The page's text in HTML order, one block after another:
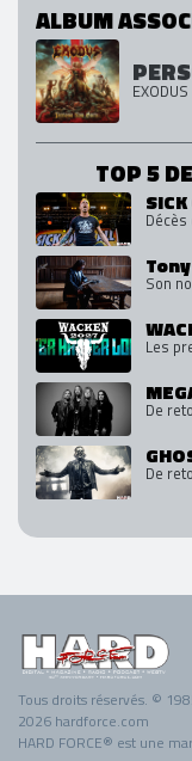
ALBUM
EXODUS
TOP 5
Son
Les
De
De
Tous droits réservés. ©
2026 hardforce.com
HARD FORCE® est une